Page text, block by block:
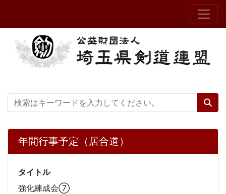
年間行事予定（居合道）
タイトル
強化練成会⑦